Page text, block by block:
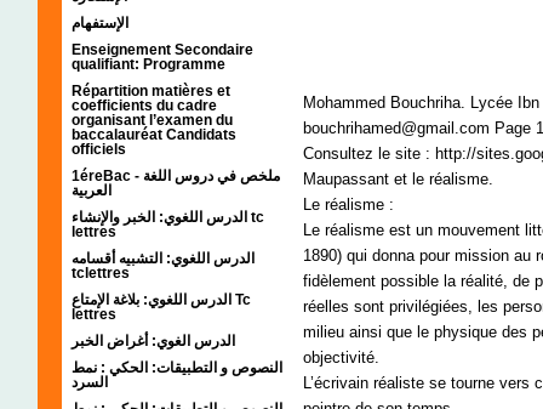
الإستفهام
Enseignement Secondaire
qualifiant: Programme
Répartition matières et
coefficients du cadre
organisant l’examen du
baccalauréat Candidats
officiels
1éreBac - ملخص في دروس اللغة
العربية
الدرس اللغوي: الخبر والإنشاء tc
lettres
الدرس اللغوي: التشبيه أقسامه
tclettres
الدرس اللغوي: بلاغة الإمتاع Tc
lettres
الدرس الغوي: أغراض الخبر
النصوص و التطبيقات: الحكي : نمط
السرد
Mohammed Bouchriha. Lycée
bouchrihamed@gmail.com Page 1
Consultez le site : http://
Maupassant et le réalisme.
Le réalisme :
Le réalisme est un mouvement
1890) qui donna pour mission au
fidèlement possible la réalité, de
réelles sont privilégiées, les
milieu ainsi que le physique des
objectivité.
L’écrivain réaliste se tourne